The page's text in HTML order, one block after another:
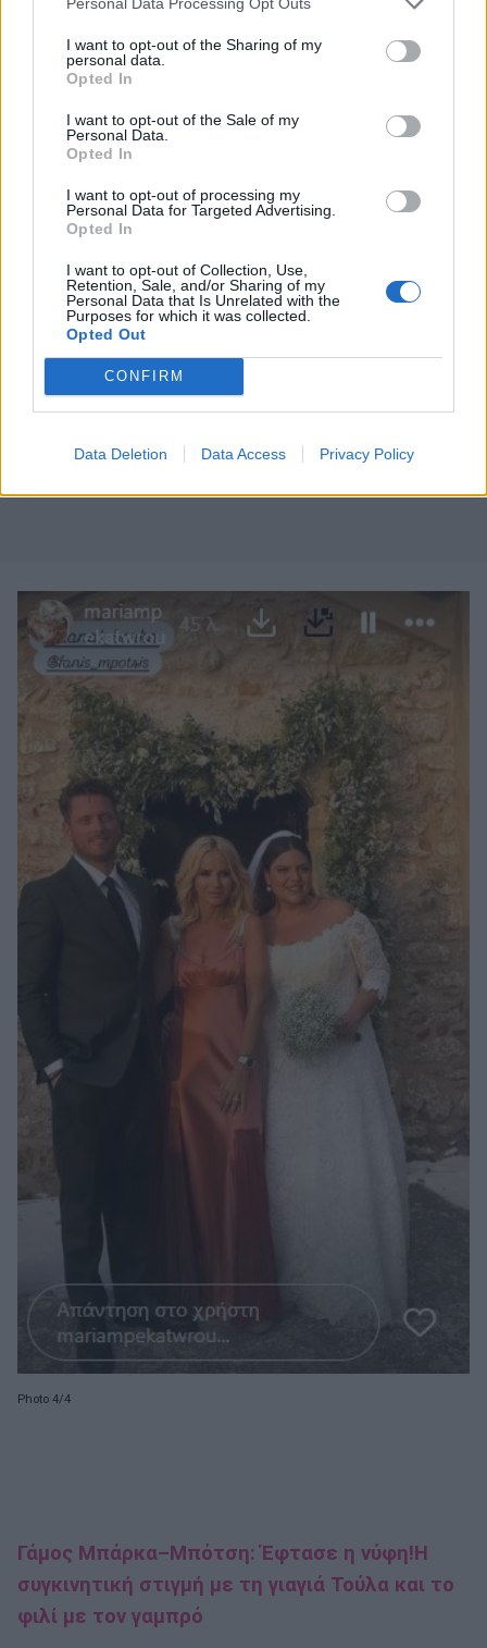
I want to opt-out of the Sharing of my
personal data.
Opted In
I want to opt-out of the Sale of my
Personal Data.
Opted In
I want to opt-out of processing my
Personal Data for Targeted Advertising.
Opted In
I want to opt-out of Collection, Use,
Retention, Sale, and/or Sharing of my
Personal Data that Is Unrelated with the
Purposes for which it was collected.
Opted Out
CONFIRM
Data Deletion Data Access Privacy Policy
Photo 4/4
Γάμος Μπάρκα–Μπότση: Έφτασε η νύφη!Η
συγκινητική στιγμή με τη γιαγιά Τούλα και το
φιλί με τον γαμπρό